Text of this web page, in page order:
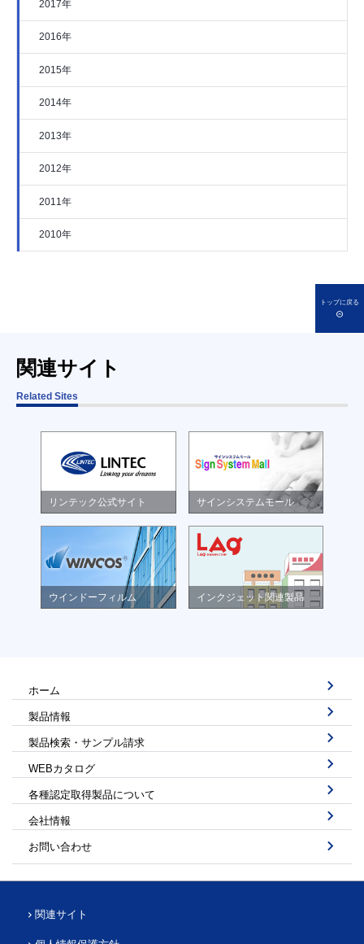
2017年
2016年
2015年
2014年
2013年
2012年
2011年
2010年
トップに戻る
関連サイト
Related Sites
リンテック公式サイト サインシステムモール
ウインドーフィルム インクジェット関連製品
ホーム
製品情報
製品検索・サンプル請求
WEBカタログ
各種認定取得製品について
会社情報
お問い合わせ
関連サイト